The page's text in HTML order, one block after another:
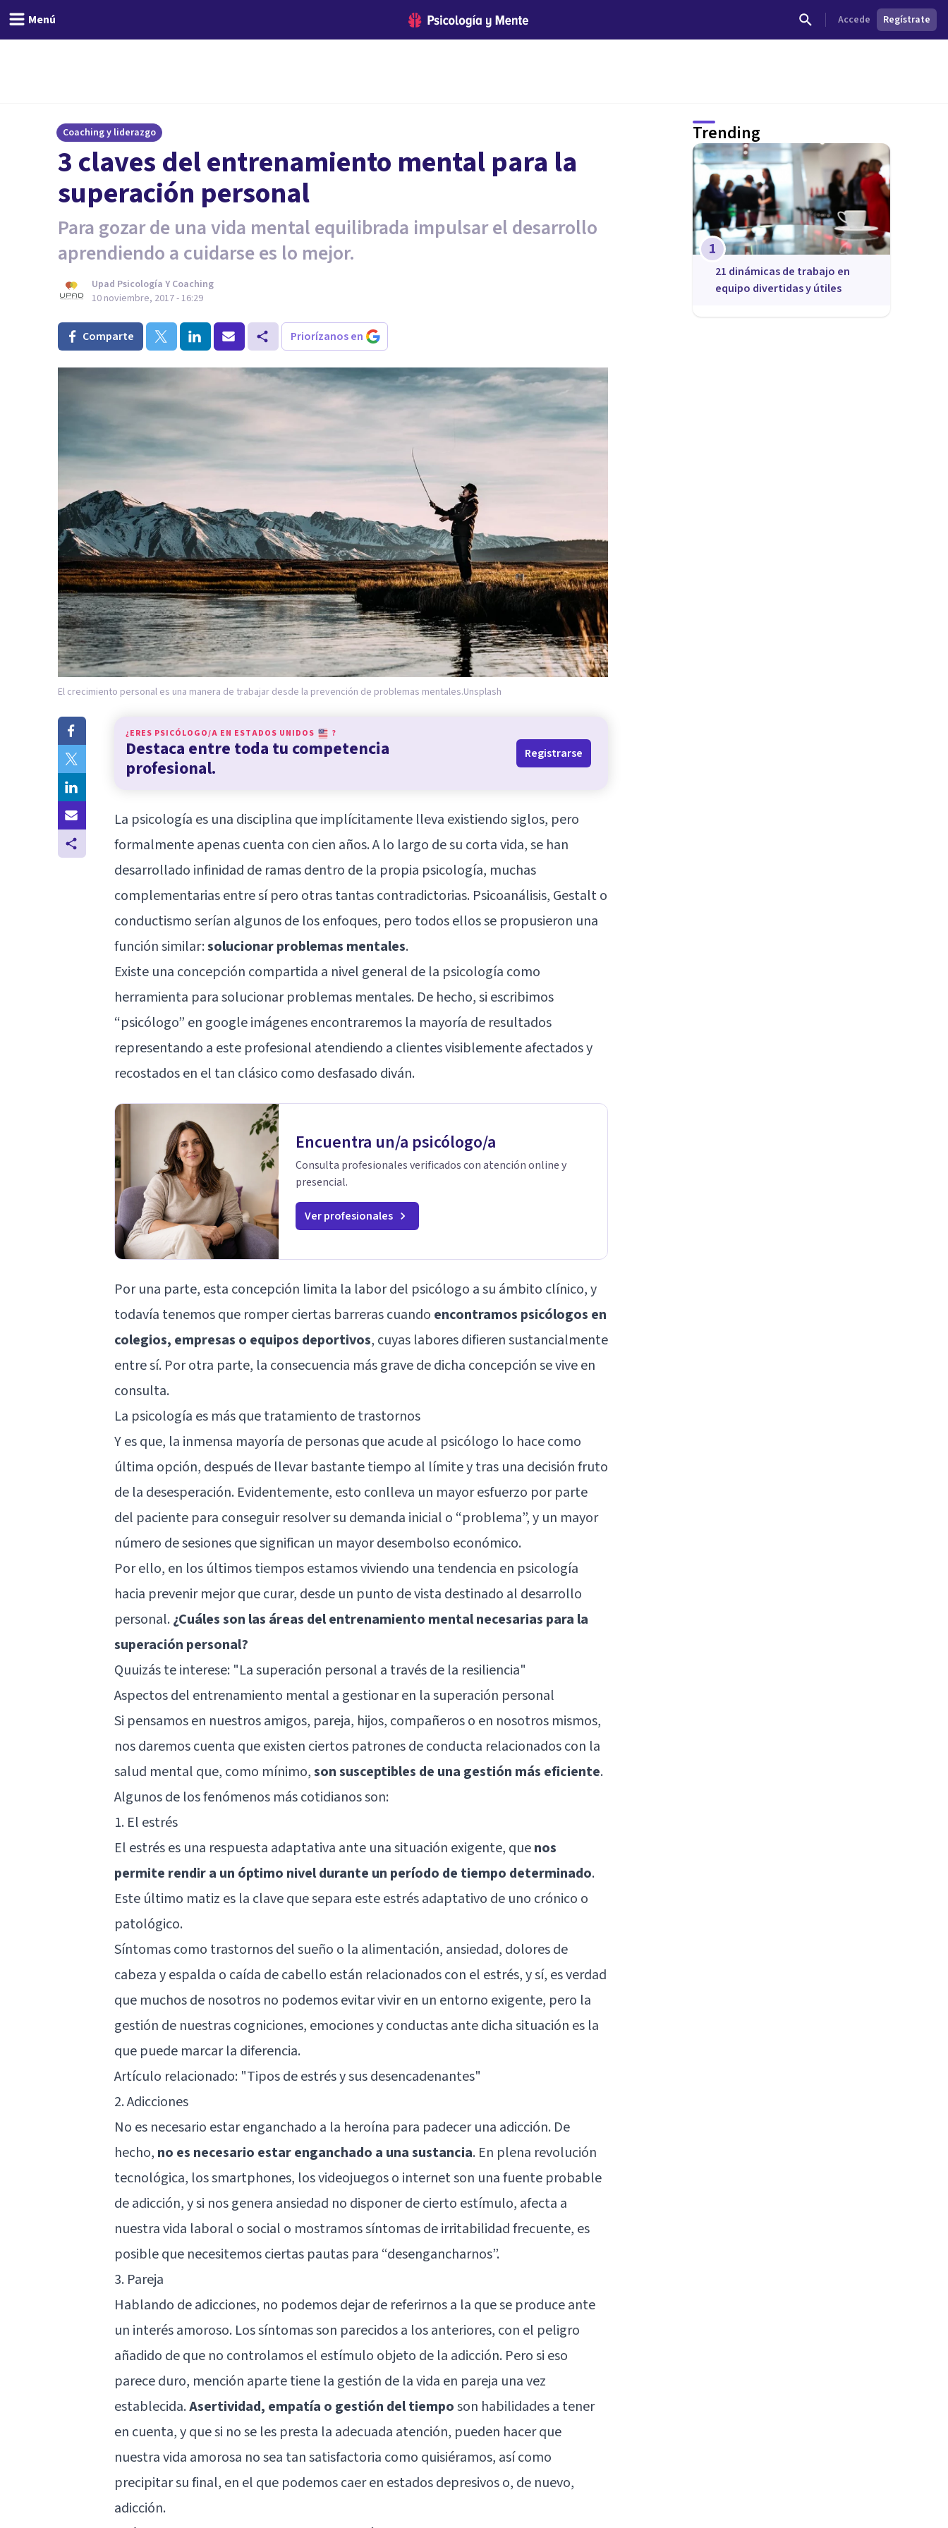
Menú Accede Regístrate
Coaching y liderazgo
3 claves del entrenamiento mental para la
superación personal
Para gozar de una vida mental equilibrada impulsar el desarrollo
aprendiendo a cuidarse es lo mejor.
Upad Psicología Y Coaching
10 noviembre, 2017 - 16:29
Comparte Priorízanos en
El crecimiento personal es una manera de trabajar desde la prevención de problemas mentales.Unsplash
¿ERES PSICÓLOGO/A EN ESTADOS UNIDOS ?
Destaca entre toda tu competencia
profesional.
Registrarse
La psicología es una disciplina que implícitamente lleva existiendo siglos, pero
formalmente apenas cuenta con cien años. A lo largo de su corta vida, se han
desarrollado infinidad de ramas dentro de la propia psicología, muchas
complementarias entre sí pero otras tantas contradictorias. Psicoanálisis, Gestalt o
conductismo serían algunos de los enfoques, pero todos ellos se propusieron una
función similar:solucionar problemas mentales.
Existe una concepción compartida a nivel general de la psicología como
herramienta para solucionar problemas mentales. De hecho, si escribimos
“psicólogo” en google imágenes encontraremos la mayoría de resultados
representando a este profesional atendiendo a clientes visiblemente afectados y
recostados en el tan clásico como desfasado diván.
Encuentra un/a psicólogo/a
Consulta profesionales verificados con atención online y
presencial.
Ver profesionales
Por una parte, esta concepción limita la labor del psicólogo a su ámbito clínico, y
todavía tenemos que romper ciertas barreras cuando encontramos psicólogos en
colegios, empresas o equipos deportivos, cuyas labores difieren sustancialmente
entre sí. Por otra parte, la consecuencia más grave de dicha concepción se vive en
consulta.
La psicología es más que tratamiento de trastornos
Y es que, la inmensa mayoría de personas que acude al psicólogo lo hace como
última opción, después de llevar bastante tiempo al límite y tras una decisión fruto
de la desesperación. Evidentemente, esto conlleva un mayor esfuerzo por parte
del paciente para conseguir resolver su demanda inicial o “problema”, y un mayor
número de sesiones que significan un mayor desembolso económico.
Por ello, en los últimos tiempos estamos viviendo una tendencia en psicología
hacia prevenir mejor que curar, desde un punto de vista destinado al desarrollo
personal.¿Cuáles son las áreas del entrenamiento mental necesarias para la
superación personal?
Quuizás te interese: "La superación personal a través de la resiliencia"
Aspectos del entrenamiento mental a gestionar en la superación personal
Si pensamos en nuestros amigos, pareja, hijos, compañeros o en nosotros mismos,
nos daremos cuenta que existen ciertos patrones de conducta relacionados con la
salud mental que, como mínimo,son susceptibles de una gestión más eficiente.
Algunos de los fenómenos más cotidianos son:
1. El estrés
El estrés es una respuesta adaptativa ante una situación exigente, quenos
permite rendir a un óptimo nivel durante un período de tiempo determinado.
Este último matiz es la clave que separa este estrés adaptativo de uno crónico o
patológico.
Síntomas como trastornos del sueño o la alimentación, ansiedad, dolores de
cabeza y espalda o caída de cabello están relacionados con el estrés, y sí, es verdad
que muchos de nosotros no podemos evitar vivir en un entorno exigente, pero la
gestión de nuestras cogniciones, emociones y conductas ante dicha situación es la
que puede marcar la diferencia.
Artículo relacionado: "Tipos de estrés y sus desencadenantes"
2. Adicciones
No es necesario estar enganchado a la heroína para padecer una adicción. De
hecho, no es necesario estar enganchado a una sustancia. En plena revolución
tecnológica, los smartphones, los videojuegos o internet son una fuente probable
de adicción, y si nos genera ansiedad no disponer de cierto estímulo, afecta a
nuestra vida laboral o social o mostramos síntomas de irritabilidad frecuente, es
posible que necesitemos ciertas pautas para “desengancharnos”.
3. Pareja
Hablando de adicciones, no podemos dejar de referirnos a la que se produce ante
un interés amoroso. Los síntomas son parecidos a los anteriores, con el peligro
añadido de que no controlamos el estímulo objeto de la adicción. Pero si eso
parece duro, mención aparte tiene la gestión de la vida en pareja una vez
establecida.Asertividad, empatía o gestión del tiemposon habilidades a tener
en cuenta, y que si no se les presta la adecuada atención, pueden hacer que
nuestra vida amorosa no sea tan satisfactoria como quisiéramos, así como
precipitar su final, en el que podemos caer en estados depresivos o, de nuevo,
adicción.
Trending
1
21 dinámicas de trabajo en
equipo divertidas y útiles